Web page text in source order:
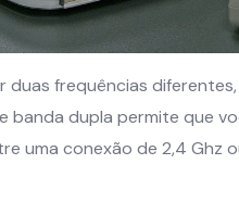
duas frequências diferentes,
banda dupla permite que
uma conexão de 2,4 Ghz